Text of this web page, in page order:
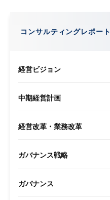
コンサルティングレポート
経営ビジョン
中期経営計画
経営改革・業務改革
ガバナンス戦略
ガバナンス